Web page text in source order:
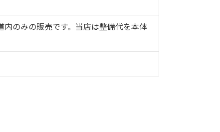
のみの販売です。当店は整備代を本体